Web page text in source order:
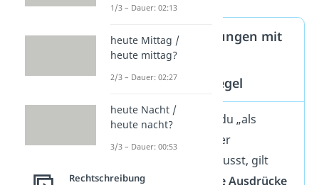
Weitere Wendungen mit
derselben
Rechtschreibregel
Die Regel, wann du „als
erstes“ groß- oder
kleinschreiben musst, gilt
auch für
ähnliche Ausdrücke
1/3 – Dauer: 02:13
heute Mittag /
heute mittag?
2/3 – Dauer: 02:27
heute Nacht /
heute nacht?
3/3 – Dauer: 00:53
Rechtschreibung